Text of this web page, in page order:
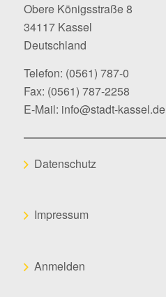
Obere Königsstraße 8
34117 Kassel
Deutschland
Telefon: (0561) 787-0
Fax: (0561) 787-2258
E-Mail: info@stadt-kassel.de
Datenschutz
Impressum
Anmelden